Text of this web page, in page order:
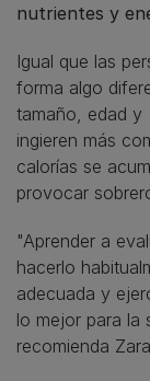
nutrientes y
Igual que las
forma algo
tamaño, edad y
ingieren más
calorías se
provocar
"Aprender a
hacerlo
adecuada y
lo mejor para la
recomienda